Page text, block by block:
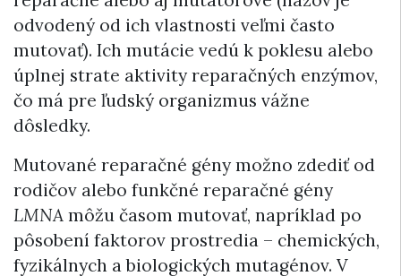
odvodený od ich vlastnosti veľmi často
mutovať). Ich mutácie vedú k poklesu alebo
úplnej strate aktivity reparačných enzýmov,
čo má pre ľudský organizmus vážne
dôsledky.
Mutované reparačné gény možno zdediť od
rodičov alebo funkčné reparačné gény
LMNA môžu časom mutovať, napríklad po
pôsobení faktorov prostredia – chemických,
fyzikálnych a biologických mutagénov. V